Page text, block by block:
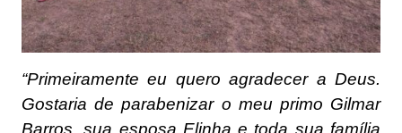
“Primeiramente eu quero agradecer a Deus.
Gostaria de parabenizar o meu primo Gilmar
Barros, sua esposa Elinha e toda sua família